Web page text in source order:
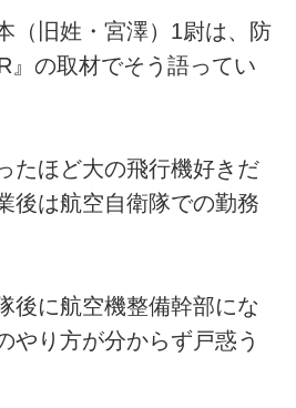
（旧姓・宮澤）1尉は、防
』の取材でそう語ってい
たほど大の飛行機好きだ
後は航空自衛隊での勤務
後に航空機整備幹部にな
やり方が分からず戸惑う